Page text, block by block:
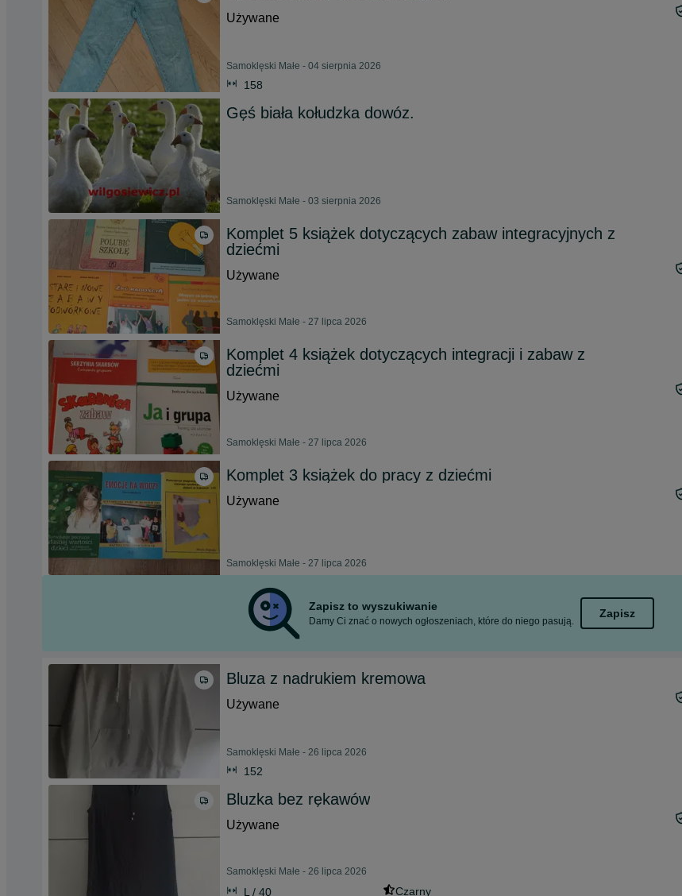
Używane
Samoklęski Małe - 04 sierpnia 2026
158
Gęś biała kołudzka dowóz.
Samoklęski Małe - 03 sierpnia 2026
Komplet 5 książek dotyczących zabaw integracyjnych z
dziećmi
Używane
Samoklęski Małe - 27 lipca 2026
Komplet 4 książek dotyczących integracji i zabaw z
dziećmi
Używane
Samoklęski Małe - 27 lipca 2026
Komplet 3 książek do pracy z dziećmi
Używane
Samoklęski Małe - 27 lipca 2026
Zapisz to wyszukiwanie
Damy Ci znać o nowych ogłoszeniach, które do niego pasują.
Zapisz
Bluza z nadrukiem kremowa
Używane
Samoklęski Małe - 26 lipca 2026
152
Bluzka bez rękawów
Używane
Samoklęski Małe - 26 lipca 2026
L / 40 Czarny